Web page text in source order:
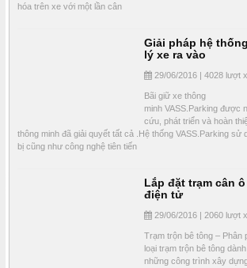
hóa trên xe với một lần cân
Giải pháp hệ
lý xe ra vào
29/06/2016 | 4028 lượt
Bãi giữ xe thông
minh VASS.Parking được
cứu, phát triển và hoàn
thông minh đã giải quyết tất cả .Hệ thống VASS.Parking sử
bị cũng như công nghệ tiên tiến
Lắp đặt trạm cân
điện tử
29/06/2016 | 2060 lượt
Trạm trộn bê tông – Phân
loại trạm trộn bê tông
những công trình xây